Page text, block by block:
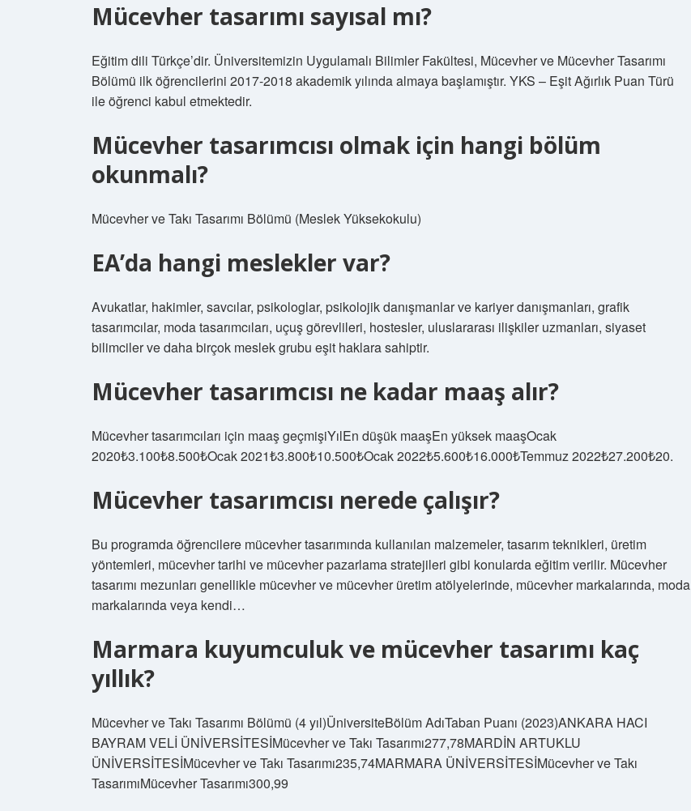
Mücevher tasarımı sayısal mı?
Eğitim dili Türkçe’dir. Üniversitemizin Uygulamalı Bilimler Fakültesi, Mücevher ve Mücevher Tasarımı
Bölümü ilk öğrencilerini 2017-2018 akademik yılında almaya başlamıştır. YKS – Eşit Ağırlık Puan Türü
ile öğrenci kabul etmektedir.
Mücevher tasarımcısı olmak için hangi bölüm
okunmalı?
Mücevher ve Takı Tasarımı Bölümü (Meslek Yüksekokulu)
EA’da hangi meslekler var?
Avukatlar, hakimler, savcılar, psikologlar, psikolojik danışmanlar ve kariyer danışmanları, grafik
tasarımcılar, moda tasarımcıları, uçuş görevlileri, hostesler, uluslararası ilişkiler uzmanları, siyaset
bilimciler ve daha birçok meslek grubu eşit haklara sahiptir.
Mücevher tasarımcısı ne kadar maaş alır?
Mücevher tasarımcıları için maaş geçmişiYılEn düşük maaşEn yüksek maaşOcak
2020₺3.100₺8.500₺Ocak 2021₺3.800₺10.500₺Ocak 2022₺5.600₺16.000₺Temmuz 2022₺27.200₺20.
Mücevher tasarımcısı nerede çalışır?
Bu programda öğrencilere mücevher tasarımında kullanılan malzemeler, tasarım teknikleri, üretim
yöntemleri, mücevher tarihi ve mücevher pazarlama stratejileri gibi konularda eğitim verilir. Mücevher
tasarımı mezunları genellikle mücevher ve mücevher üretim atölyelerinde, mücevher markalarında, moda
markalarında veya kendi…
Marmara kuyumculuk ve mücevher tasarımı kaç
yıllık?
Mücevher ve Takı Tasarımı Bölümü (4 yıl)ÜniversiteBölüm AdıTaban Puanı (2023)ANKARA HACI
BAYRAM VELİ ÜNİVERSİTESİMücevher ve Takı Tasarımı277,78MARDİN ARTUKLU
ÜNİVERSİTESİMücevher ve Takı Tasarımı235,74MARMARA ÜNİVERSİTESİMücevher ve Takı
TasarımıMücevher Tasarımı300,99